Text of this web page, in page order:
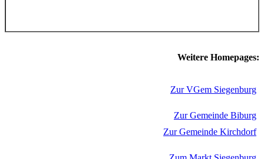
Weitere Homepages:
Zur VGem Siegenburg
Zur Gemeinde Biburg
Zur Gemeinde Kirchdorf